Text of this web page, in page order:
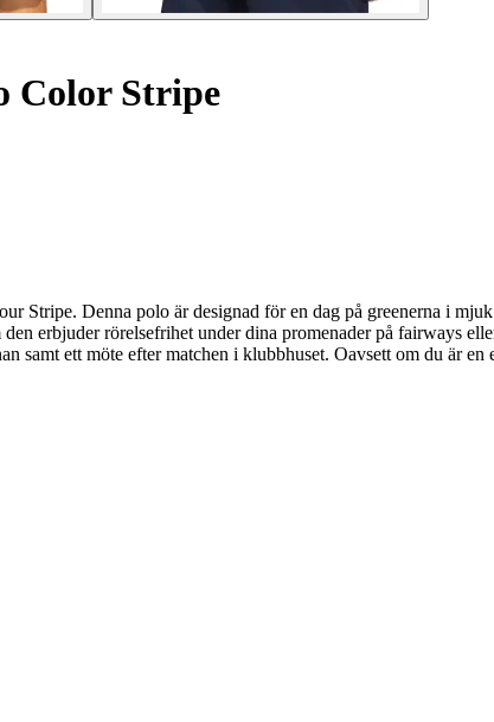
Color Stripe
Stripe. Denna polo är designad för en dag på greenerna i
erbjuder rörelsefrihet under dina promenader på fairways
samt ett möte efter matchen i klubbhuset. Oavsett om du är